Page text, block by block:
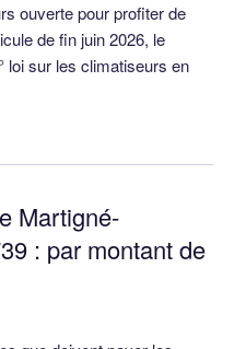
ouverte pour profiter de
de fin juin 2026, le
loi sur les climatiseurs en
Martigné-
: par montant de